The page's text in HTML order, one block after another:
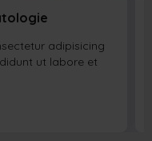
adipisicing
ut labore et